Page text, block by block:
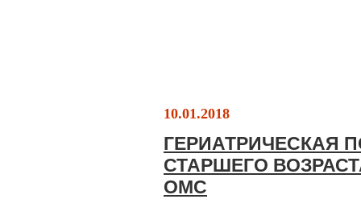
10.01.2018
ГЕРИАТРИЧЕСКАЯ
СТАРШЕГО
ОМС